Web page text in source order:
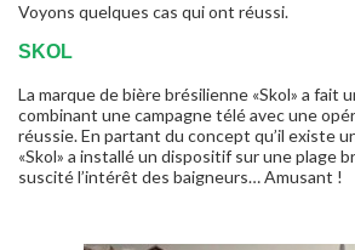
Voyons quelques cas qui ont réussi.
SKOL
La marque de bière brésilienne «Skol» a fait
combinant une campagne télé avec une
réussie. En partant du concept qu’il existe
«Skol» a installé un dispositif sur une plage
suscité l’intérêt des baigneurs… Amusant !